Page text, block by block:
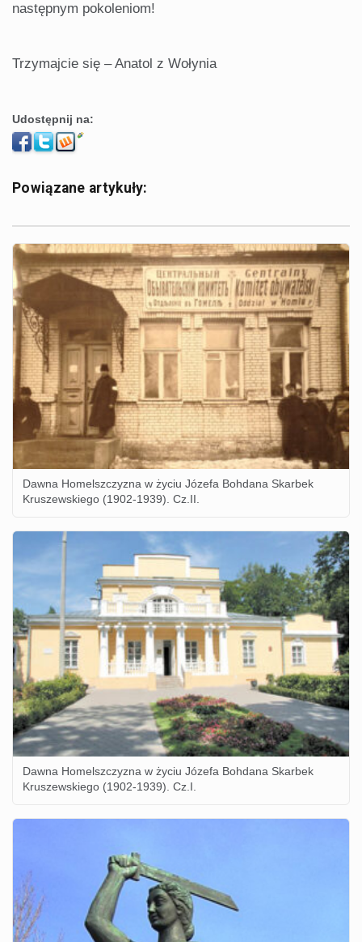
następnym pokoleniom!
Trzymajcie się – Anatol z Wołynia
Udostępnij na:
Powiązane artykuły:
Dawna Homelszczyzna w życiu Józefa Bohdana Skarbek
Kruszewskiego (1902-1939). Cz.II.
Dawna Homelszczyzna w życiu Józefa Bohdana Skarbek
Kruszewskiego (1902-1939). Cz.I.